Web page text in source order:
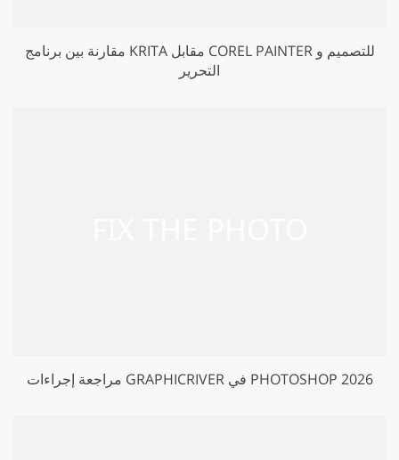
مقارنة بين برنامج KRITA مقابل COREL PAINTER للتصميم و
التحرير
مراجعة إجراءات GRAPHICRIVER في PHOTOSHOP 2026